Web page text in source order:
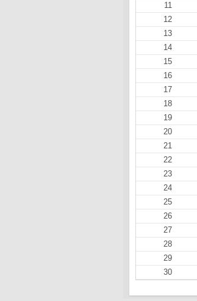
11
12
13
14
15
16
17
18
19
20
21
22
23
24
25
26
27
28
29
30